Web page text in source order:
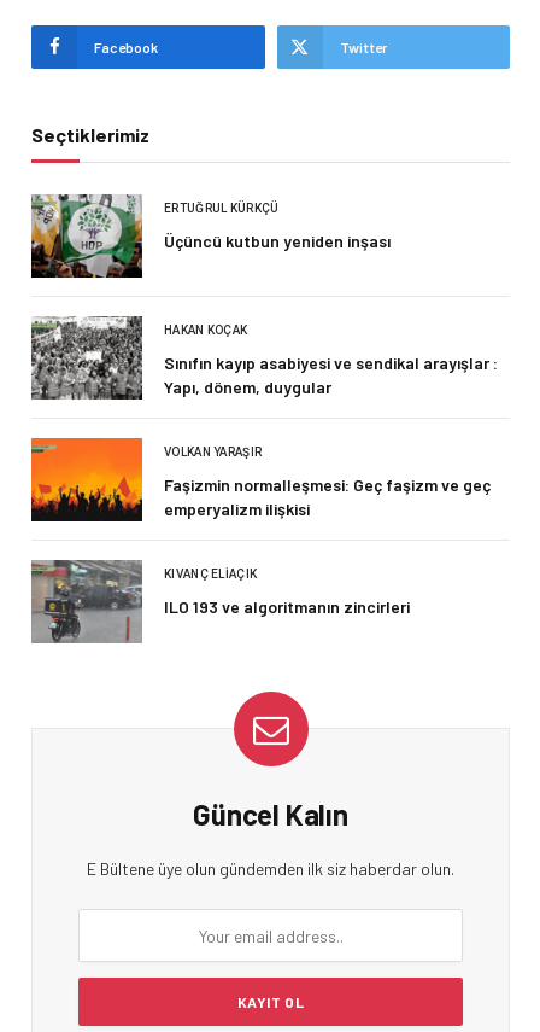
Facebook Twitter
Seçtiklerimiz
ERTUĞRUL KÜRKÇÜ
Üçüncü kutbun yeniden inşası
HAKAN KOÇAK
Sınıfın kayıp asabiyesi ve sendikal arayışlar :
Yapı, dönem, duygular
VOLKAN YARAŞIR
Faşizmin normalleşmesi: Geç faşizm ve geç
emperyalizm ilişkisi
KIVANÇ ELIAÇIK
ILO 193 ve algoritmanın zincirleri
Güncel Kalın
E Bültene üye olun gündemden ilk siz haberdar olun.